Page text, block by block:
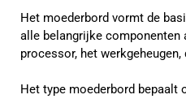
Het moederbord vormt de
alle belangrijke componenten
processor, het
Het type moederbord bepaalt